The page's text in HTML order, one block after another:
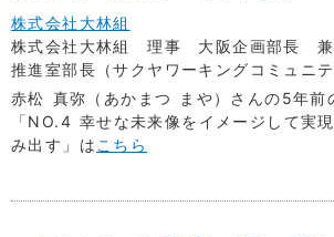
株式会社大林組
株式会社大林組 理事 大阪企画部長
推進室部長（サクヤワーキングコミュニ
赤松 真弥（あかまつ まや）さんの5年前
「NO.4 幸せな未来像をイメージして実
み出す」は こちら